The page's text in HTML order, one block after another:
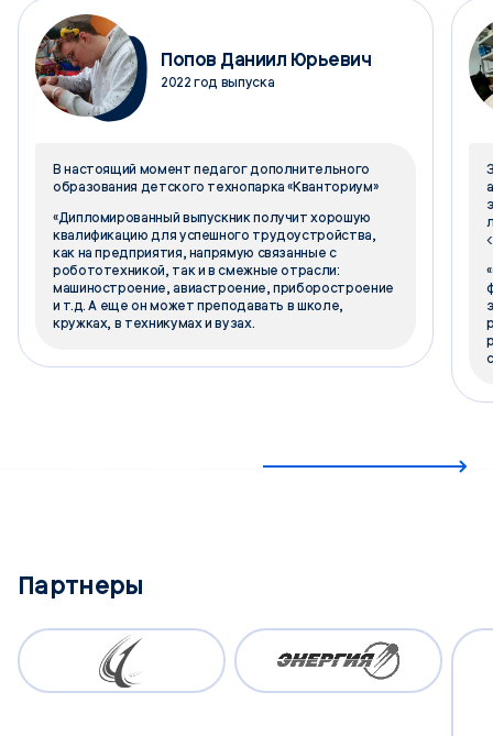
Попов Даниил Юрьевич
2022 год выпуска
В настоящий момент педагог дополнительного
образования детского технопарка «Кванториум»
«Дипломированный выпускник получит хорошую
квалификацию для успешного трудоустройства,
как на предприятия, напрямую связанные с
робототехникой, так и в смежные отрасли:
машиностроение, авиастроение, приборостроение
и т.д. А еще он может преподавать в школе,
кружках, в техникумах и вузах.
Партнеры